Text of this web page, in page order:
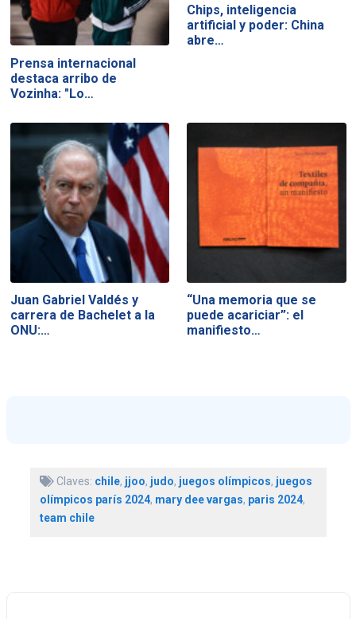
Prensa internacional
destaca arribo de
Vozinha: "Lo…
Chips, inteligencia
artificial y poder: China
abre…
Juan Gabriel Valdés y
carrera de Bachelet a la
ONU:…
“Una memoria que se
puede acariciar”: el
manifiesto…
Claves: chile, jjoo, judo, juegos olímpicos, juegos
olímpicos parís 2024, mary dee vargas, paris 2024,
team chile